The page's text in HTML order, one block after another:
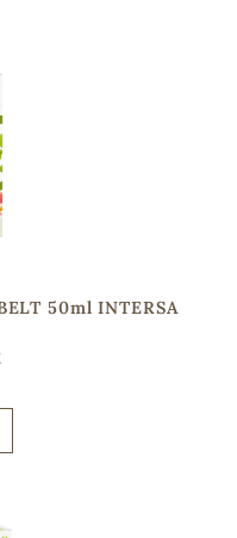
50ml INTERSA